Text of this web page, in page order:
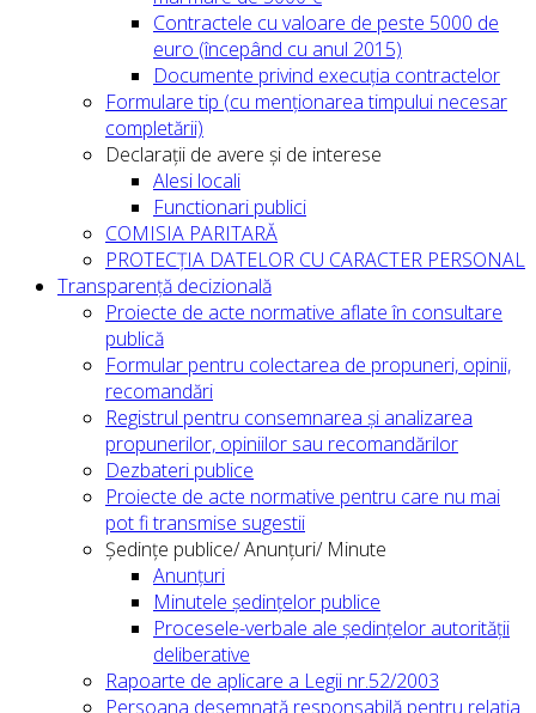
Contractele cu valoare de peste 5000 de
euro (începând cu anul 2015)
Documente privind execuția contractelor
Formulare tip (cu menționarea timpului necesar
completării)
Declarații de avere și de interese
Alesi locali
Functionari publici
COMISIA PARITARĂ
PROTECȚIA DATELOR CU CARACTER PERSONAL
Transparență decizională
Proiecte de acte normative aflate în consultare
publică
Formular pentru colectarea de propuneri, opinii,
recomandări
Registrul pentru consemnarea și analizarea
propunerilor, opiniilor sau recomandărilor
Dezbateri publice
Proiecte de acte normative pentru care nu mai
pot fi transmise sugestii
Ședințe publice/ Anunțuri/ Minute
Anunțuri
Minutele ședințelor publice
Procesele-verbale ale ședințelor autorității
deliberative
Rapoarte de aplicare a Legii nr.52/2003
Persoana desemnată responsabilă pentru relația